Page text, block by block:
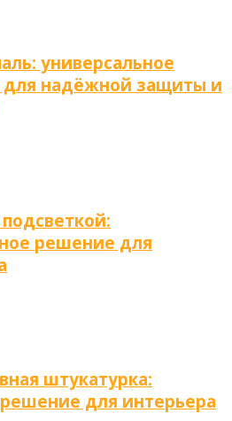
универсальное
для надёжной защиты и
решение для
штукатурка:
для интерьера